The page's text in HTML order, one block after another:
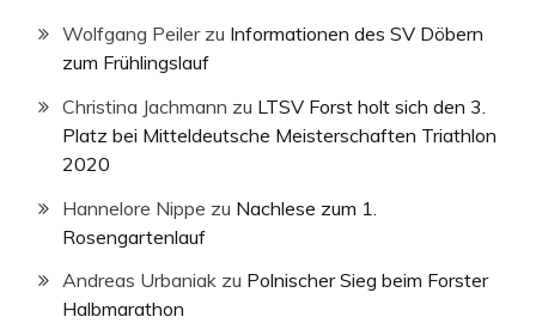
Wolfgang Peilerzu Informationen des SV Döbern
zum Frühlingslauf
Christina Jachmann zu LTSV Forst holt sich den 3.
Platz bei Mitteldeutsche Meisterschaften Triathlon
2020
Hannelore Nippe zu Nachlese zum 1.
Rosengartenlauf
Andreas Urbaniak zu Polnischer Sieg beim Forster
Halbmarathon